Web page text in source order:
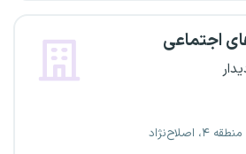
اجتماعی
اصلاح‌نژاد